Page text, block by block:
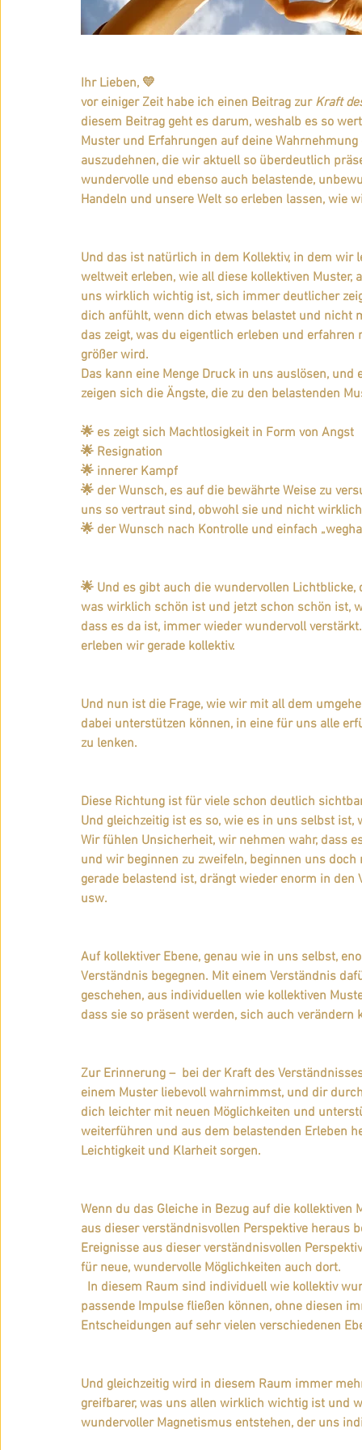
Ihr Lieben, 💛
vor einiger Zeit habe ich einen Beitrag zur Kraft
diesem Beitrag geht es darum, weshalb es so
Muster und Erfahrungen auf deine
auszudehnen, die wir aktuell so überdeutlich
wundervolle und ebenso auch belastende,
Handeln und unsere Welt so erleben lassen, wie
Und das ist natürlich in dem Kollektiv, in dem
weltweit erleben, wie all diese kollektiven
uns wirklich wichtig ist, sich immer deutlicher
dich anfühlt, wenn dich etwas belastet und
das zeigt, was du eigentlich erleben und
größer wird.
Das kann eine Menge Druck in uns auslösen,
zeigen sich die Ängste, die zu den belastenden
🌟 es zeigt sich Machtlosigkeit in Form von Angst
🌟 Resignation
🌟 innerer Kampf
🌟 der Wunsch, es auf die bewährte Weise zu
uns so vertraut sind, obwohl sie und nicht
🌟 der Wunsch nach Kontrolle und einfach
🌟 Und es gibt auch die wundervollen
was wirklich schön ist und jetzt schon schön ist,
dass es da ist, immer wieder wundervoll
erleben wir gerade kollektiv.
Und nun ist die Frage, wie wir mit all dem
dabei unterstützen können, in eine für uns alle
zu lenken.
Diese Richtung ist für viele schon deutlich
Und gleichzeitig ist es so, wie es in uns selbst
Wir fühlen Unsicherheit, wir nehmen wahr, dass
und wir beginnen zu zweifeln, beginnen uns
gerade belastend ist, drängt wieder enorm in
usw.
Auf kollektiver Ebene, genau wie in uns selbst,
Verständnis begegnen. Mit einem Verständnis
geschehen, aus individuellen wie kollektiven
dass sie so präsent werden, sich auch verändern
Zur Erinnerung –  bei der Kraft des
einem Muster liebevoll wahrnimmst, und dir
dich leichter mit neuen Möglichkeiten und
weiterführen und aus dem belastenden Erleben
Leichtigkeit und Klarheit sorgen.
Wenn du das Gleiche in Bezug auf die
aus dieser verständnisvollen Perspektive heraus
Ereignisse aus dieser verständnisvollen
für neue, wundervolle Möglichkeiten auch dort.
passende Impulse fließen können, ohne diesen
Entscheidungen auf sehr vielen verschiedenen
Und gleichzeitig wird in diesem Raum immer
greifbarer, was uns allen wirklich wichtig ist und
wundervoller Magnetismus entstehen, der uns